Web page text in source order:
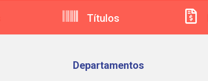
Títulos
Departamentos